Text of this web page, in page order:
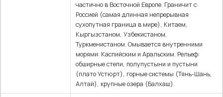
частично в Восточной Европе. Граничит с:
Россией (самая длинная непрерывная
сухопутная граница в мире), Китаем,
Кыргызстаном, Узбекистаном,
Туркменистаном. Омывается внутренними
морями: Каспийским и Аральским. Рельеф:
обширные степи, полупустыни и пустыни
(плато Устюрт), горные системы (Тянь-Шань,
Алтай), крупные озера (Балхаш).